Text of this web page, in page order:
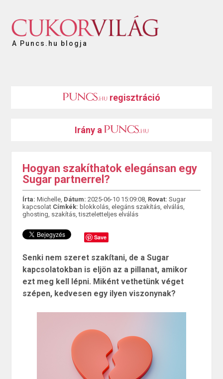
A Puncs.hu blogja
regisztráció
Irány a
Hogyan szakíthatok elegánsan egy
Sugar partnerrel?
Írta: Michelle, Dátum: 2025-06-10 15:09:08, Rovat: Sugar
kapcsolat Címkék: blokkolás, elegáns szakítás, elválás,
ghosting, szakítás,tiszteletteljes elválás
Save
Senki nem szeret szakítani, de a Sugar
kapcsolatokban is eljön az a pillanat, amikor
ezt meg kell lépni. Miként vethetünk véget
szépen, kedvesen egy ilyen viszonynak?